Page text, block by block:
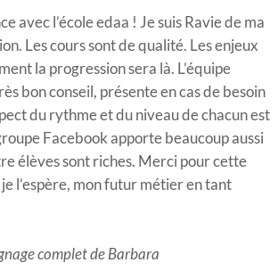
avec l’école edaa ! Je suis Ravie de ma
Les cours sont de qualité. Les enjeux
la progression sera là. L’équipe
bon conseil, présente en cas de besoin
du rythme et du niveau de chacun est
Facebook apporte beaucoup aussi
élèves sont riches. Merci pour cette
l’espère, mon futur métier en tant
complet de Barbara